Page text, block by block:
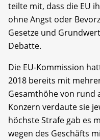
teilte mit, dass die EU
ohne Angst oder
Gesetze und
Debatte.
Die EU-Kommission
2018 bereits mit
Gesamthöhe von rund
Konzern verdaute sie
höchste Strafe gab es
wegen des Geschäfts